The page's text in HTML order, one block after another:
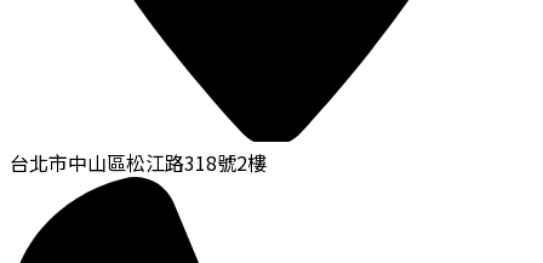
台北市中山區松江路318號2樓